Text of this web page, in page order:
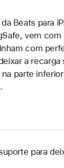
Beats para
vem com
com
a recarga
parte
para